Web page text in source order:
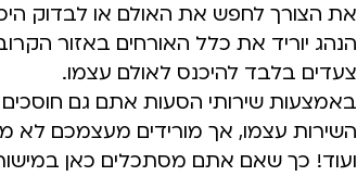
את הצורך לחפש את האולם או לבדוק
הנהג יוריד את כלל האורחים באזור
צעדים בלבד להיכנס לאולם עצמו.
באמצעות שירותי הסעות אתם גם
השירות עצמו, אך מורידים מעצמכם לא
ועוד! כך שאם אתם מסתכלים כאן